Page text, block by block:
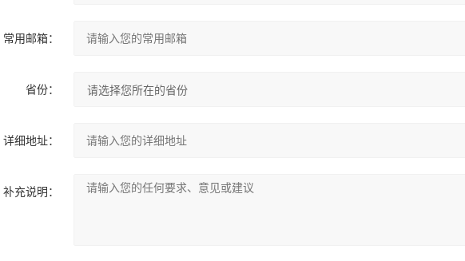
常用邮箱：
省份：
详细地址：
补充说明：